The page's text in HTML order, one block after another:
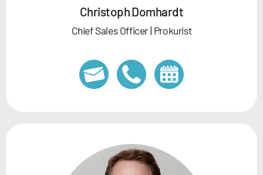
Christoph Domhardt
Chief Sales Officer | Prokurist